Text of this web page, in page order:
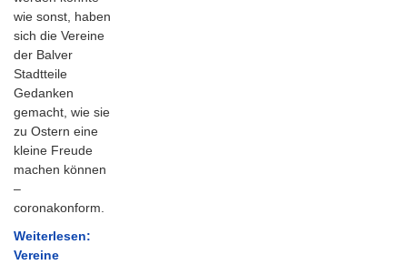
wie sonst, haben
sich die Vereine
der Balver
Stadtteile
Gedanken
gemacht, wie sie
zu Ostern eine
kleine Freude
machen können
–
coronakonform.
Weiterlesen:
Vereine